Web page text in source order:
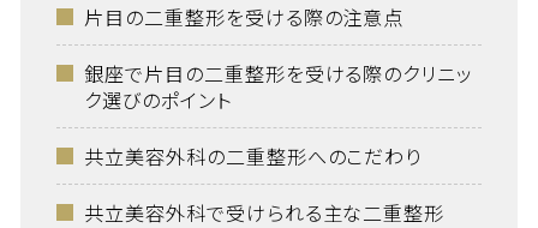
片目の二重整形を受ける際の注意点
銀座で片目の二重整形を受ける際のクリニッ
ク選びのポイント
共立美容外科の二重整形へのこだわり
共立美容外科で受けられる主な二重整形